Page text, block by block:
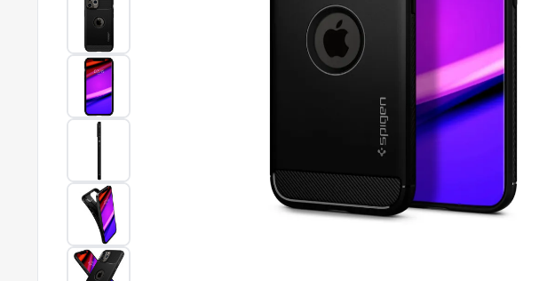
Rugged
Armor
Odolný
iPhone
12/12